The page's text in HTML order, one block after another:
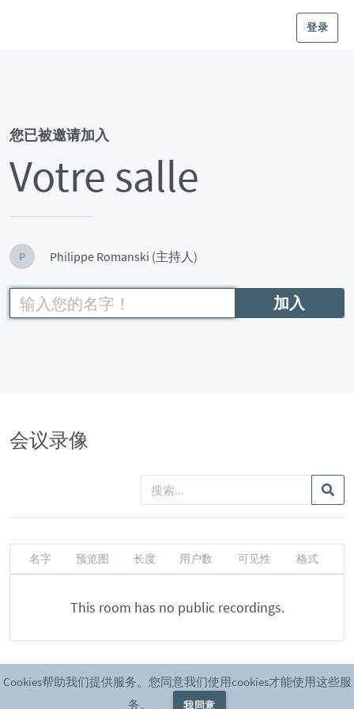
登录
您已被邀请加入
Votre salle
P Philippe Romanski (主持人)
加入
会议录像
名字 预览图 长度 用户数 可见性 格式
This room has no public recordings.
Powered by Greenlightrelease-2.12.6
Cookies帮助我们提供服务。您同意我们使用cookies才能使用这些服
务。
我同意